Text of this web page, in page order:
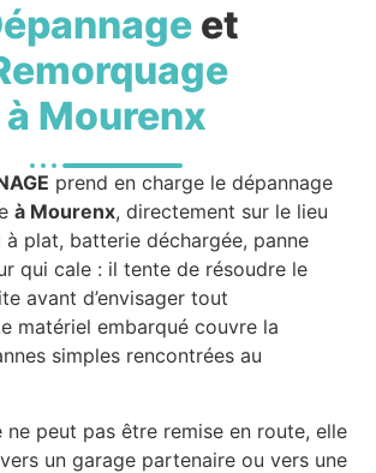
et
à Mourenx
prend en charge le dépannage
à Mourenx, directement sur le lieu
à plat, batterie déchargée, panne
qui cale : il tente de résoudre le
avant d’envisager tout
matériel embarqué couvre la
simples rencontrées au
peut pas être remise en route, elle
un garage partenaire ou vers une